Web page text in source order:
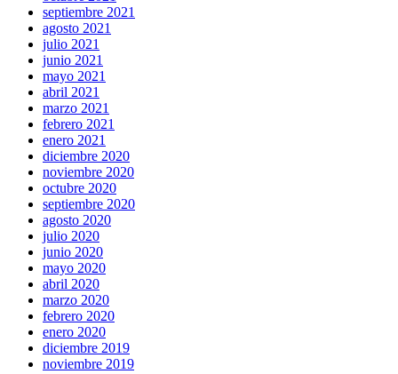
septiembre 2021
agosto 2021
julio 2021
junio 2021
mayo 2021
abril 2021
marzo 2021
febrero 2021
enero 2021
diciembre 2020
noviembre 2020
octubre 2020
septiembre 2020
agosto 2020
julio 2020
junio 2020
mayo 2020
abril 2020
marzo 2020
febrero 2020
enero 2020
diciembre 2019
noviembre 2019